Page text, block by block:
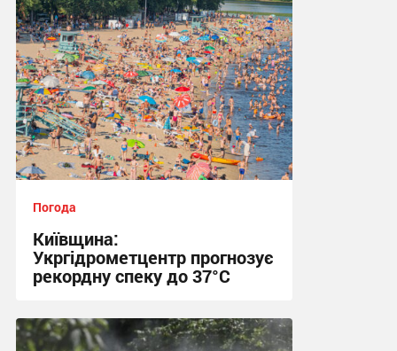
Погода
Київщина:
Укргідрометцентр прогнозує
рекордну спеку до 37°C
08:06 сьогодні